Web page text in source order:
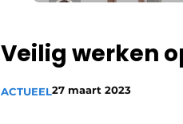
Podcasts
Privacy / Cookie
Vacature aanmelden
Veilig werken
ACTUEEL27 maart 2023